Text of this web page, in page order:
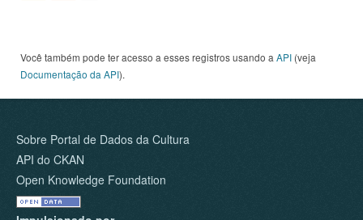
Você também pode ter acesso a esses registros usando a API (veja
Documentação da API).
Sobre Portal de Dados da Cultura
API do CKAN
Open Knowledge Foundation